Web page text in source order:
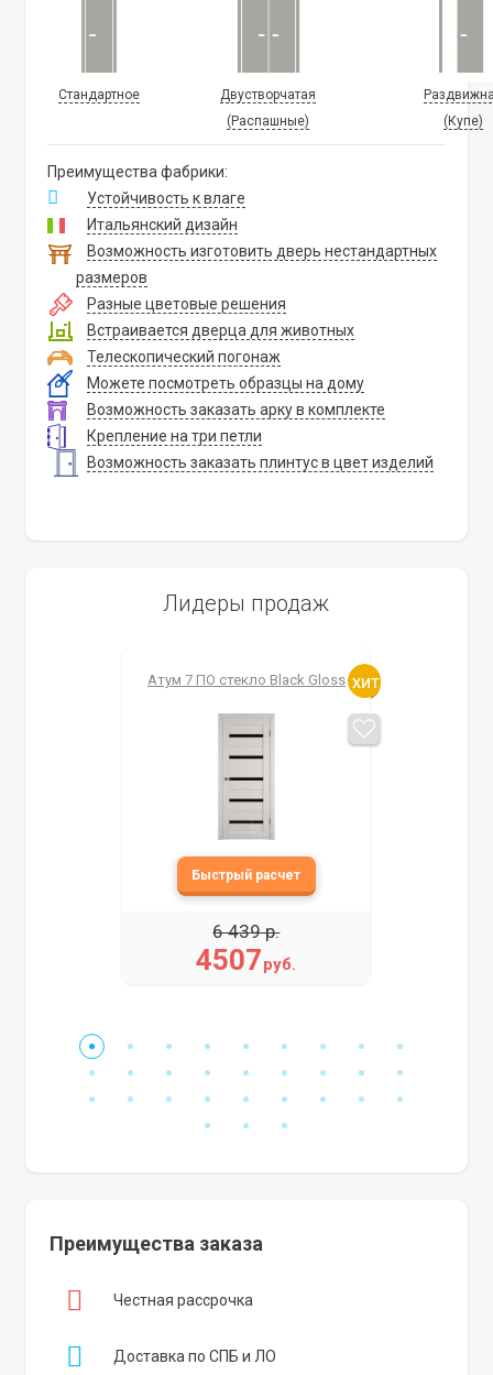
Стандартное
Двустворчатая
(Распашные)
(Купе)
Преимущества фабрики:
Устойчивость к влаге
Итальянский дизайн
Возможность изготовить дверь нестандартных
размеров
Разные цветовые решения
Встраивается дверца для животных
Телескопический погонаж
Можете посмотреть образцы на дому
Возможность заказать арку в комплекте
Крепление на три петли
Возможность заказать плинтус в цвет изделий
Лидеры продаж
Атум 7 ПО стекло Black Gloss
4507руб.
6 439 р.
Преимущества заказа
Честная рассрочка
Доставка по СПБ и ЛО